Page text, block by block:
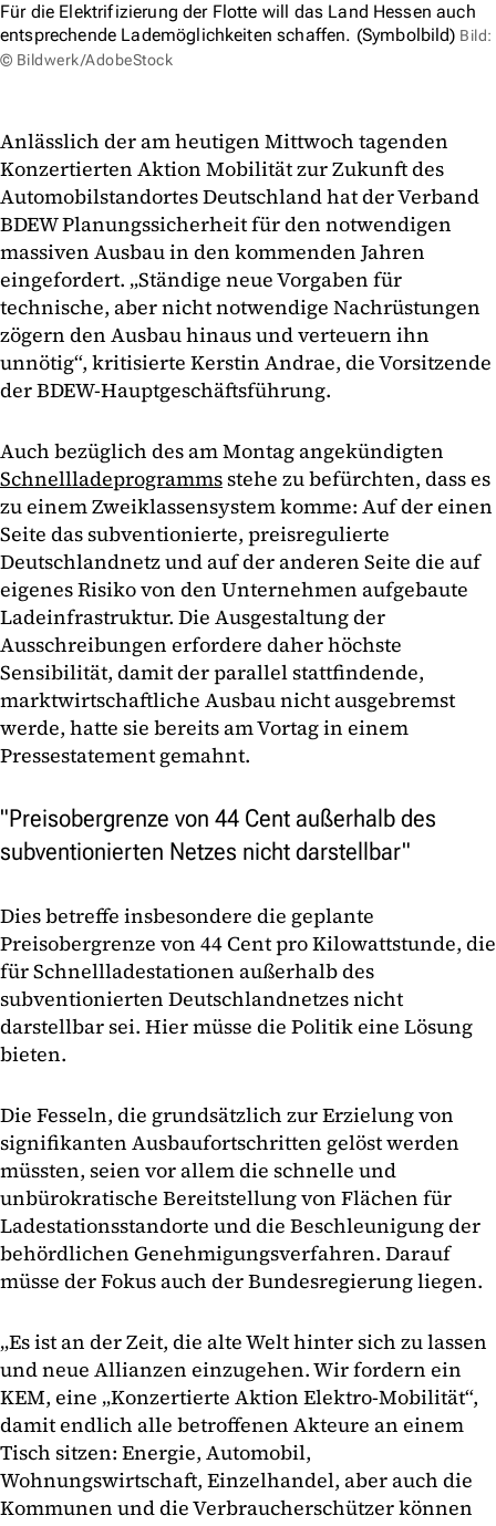
Für die Elektrifizierung der Flotte will das Land Hessen auch
entsprechende Lademöglichkeiten schaffen. (Symbolbild) Bild:
© Bildwerk/AdobeStock
Anlässlich der am heutigen Mittwoch tagenden
Konzertierten Aktion Mobilität zur Zukunft des
Automobilstandortes Deutschland hat der Verband
BDEW Planungssicherheit für den notwendigen
massiven Ausbau in den kommenden Jahren
eingefordert. „Ständige neue Vorgaben für
technische, aber nicht notwendige Nachrüstungen
zögern den Ausbau hinaus und verteuern ihn
unnötig“, kritisierte Kerstin Andrae, die Vorsitzende
der BDEW-Hauptgeschäftsführung.
Auch bezüglich des am Montag angekündigten
Schnellladeprogrammsstehe zu befürchten, dass es
zu einem Zweiklassensystem komme: Auf der einen
Seite das subventionierte, preisregulierte
Deutschlandnetz und auf der anderen Seite die auf
eigenes Risiko von den Unternehmen aufgebaute
Ladeinfrastruktur. Die Ausgestaltung der
Ausschreibungen erfordere daher höchste
Sensibilität, damit der parallel stattfindende,
marktwirtschaftliche Ausbau nicht ausgebremst
werde, hatte sie bereits am Vortag in einem
Pressestatement gemahnt.
"Preisobergrenze von 44 Cent außerhalb des
subventionierten Netzes nicht darstellbar"
Dies betreffe insbesondere die geplante
Preisobergrenze von 44 Cent pro Kilowattstunde, die
für Schnellladestationen außerhalb des
subventionierten Deutschlandnetzes nicht
darstellbar sei. Hier müsse die Politik eine Lösung
bieten.
Die Fesseln, die grundsätzlich zur Erzielung von
signifikanten Ausbaufortschritten gelöst werden
müssten, seien vor allem die schnelle und
unbürokratische Bereitstellung von Flächen für
Ladestationsstandorte und die Beschleunigung der
behördlichen Genehmigungsverfahren. Darauf
müsse der Fokus auch der Bundesregierung liegen.
„Es ist an der Zeit, die alte Welt hinter sich zu lassen
und neue Allianzen einzugehen. Wir fordern ein
KEM, eine „Konzertierte Aktion Elektro-Mobilität“,
damit endlich alle betroffenen Akteure an einem
Tisch sitzen: Energie, Automobil,
Wohnungswirtschaft, Einzelhandel, aber auch die
Kommunen und die Verbraucherschützer können